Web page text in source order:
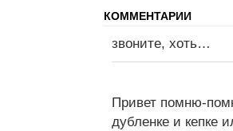
КОММЕНТАРИИ
звоните, хоть…
Привет помню-
дубленке и кепке